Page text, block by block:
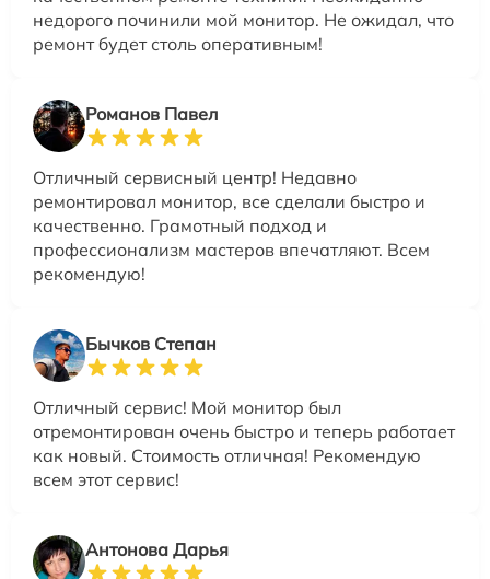
недорого починили мой монитор. Не ожидал, что
ремонт будет столь оперативным!
Романов Павел
Отличный сервисный центр! Недавно
ремонтировал монитор, все сделали быстро и
качественно. Грамотный подход и
профессионализм мастеров впечатляют. Всем
рекомендую!
Бычков Степан
Отличный сервис! Мой монитор был
отремонтирован очень быстро и теперь работает
как новый. Стоимость отличная! Рекомендую
всем этот сервис!
Антонова Дарья